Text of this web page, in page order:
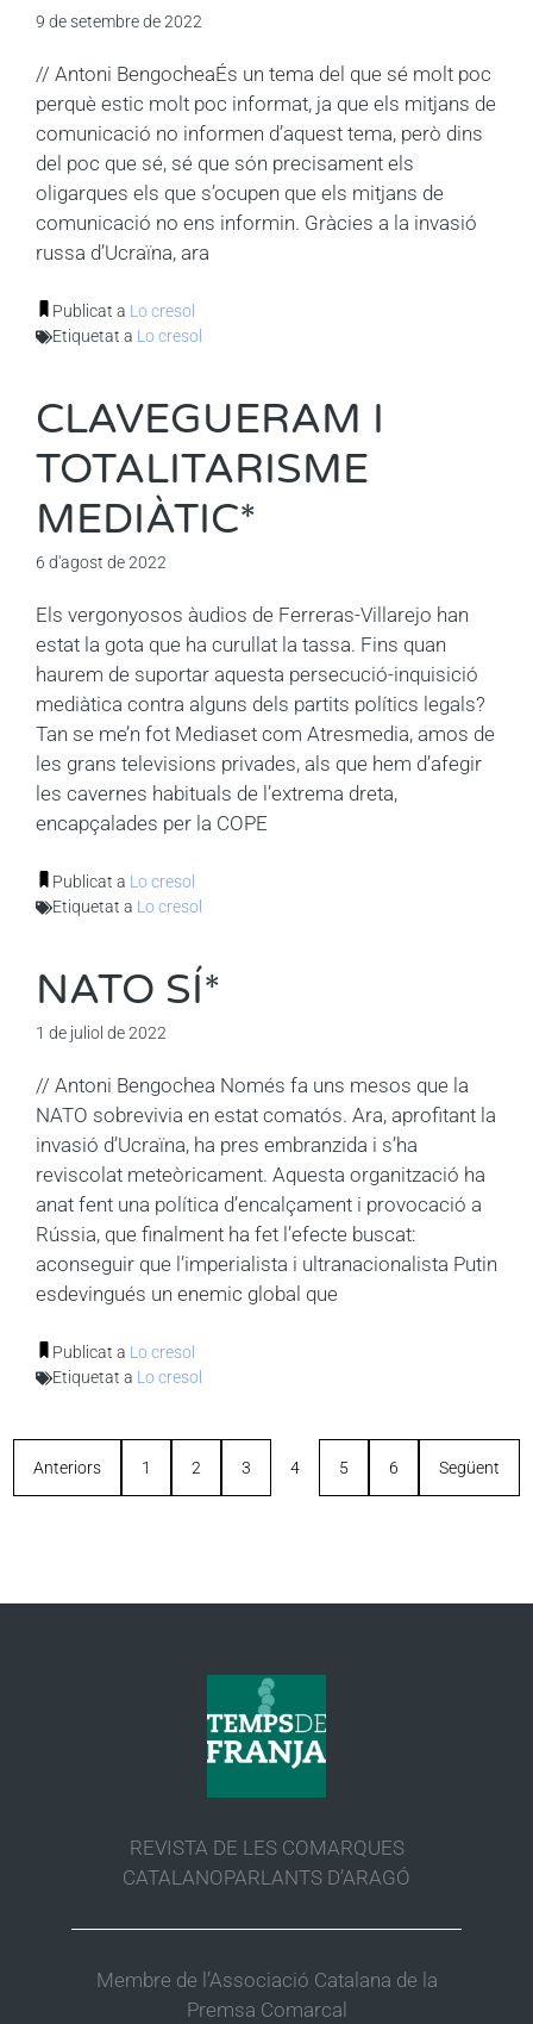
9 de setembre de 2022
// Antoni BengocheaÉs un tema del que sé molt poc
perquè estic molt poc informat, ja que els mitjans de
comunicació no informen d’aquest tema, però dins
del poc que sé, sé que són precisament els
oligarques els que s’ocupen que els mitjans de
comunicació no ens informin. Gràcies a la invasió
russa d’Ucraïna, ara
Publicat a Lo cresol
Etiquetat a Lo cresol
CLAVEGUERAM I
TOTALITARISME
MEDIÀTIC*
6 d'agost de 2022
Els vergonyosos àudios de Ferreras-Villarejo han
estat la gota que ha curullat la tassa. Fins quan
haurem de suportar aquesta persecució-inquisició
mediàtica contra alguns dels partits polítics legals?
Tan se me’n fot Mediaset com Atresmedia, amos de
les grans televisions privades, als que hem d’afegir
les cavernes habituals de l’extrema dreta,
encapçalades per la COPE
Publicat a Lo cresol
Etiquetat a Lo cresol
NATO SÍ*
1 de juliol de 2022
// Antoni Bengochea Només fa uns mesos que la
NATO sobrevivia en estat comatós. Ara, aprofitant la
invasió d’Ucraïna, ha pres embranzida i s’ha
reviscolat meteòricament. Aquesta organització ha
anat fent una política d’encalçament i provocació a
Rússia, que finalment ha fet l’efecte buscat:
aconseguir que l’imperialista i ultranacionalista Putin
esdevingués un enemic global que
Publicat a Lo cresol
Etiquetat a Lo cresol
Anteriors 1 2 3 4 5 6 Següent
REVISTA DE LES COMARQUES
CATALANOPARLANTS D’ARAGÓ
Membre de l’Associació Catalana de la
Premsa Comarcal